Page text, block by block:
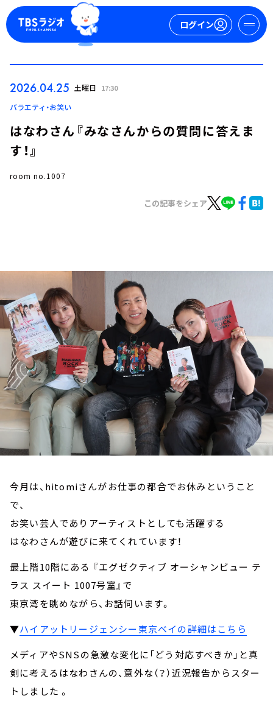
ログイン
ログイン
お知らせ
イベント・グッズ
YouTube
会社情報
2026.04.25 土曜日 17:30
バラエティ・お笑い
はなわさん『みなさんからの質問に答えま
す！』
room no.1007
この記事をシェア
今月は、hitomiさんがお仕事の都合でお休みということ
で、
お笑い芸人でありアーティストとしても活躍する
はなわさんが遊びに来てくれています！
最上階10階にある 『エグゼクティブ オーシャンビュー テ
ラス スイート 1007号室』で
東京湾を眺めながら、お話伺います。
▼ハイアットリージェンシー東京ベイの詳細はこちら
メディアやSNSの急激な変化に「どう対応すべきか」と真
剣に考えるはなわさんの、意外な（？）近況報告からスター
トしました 。